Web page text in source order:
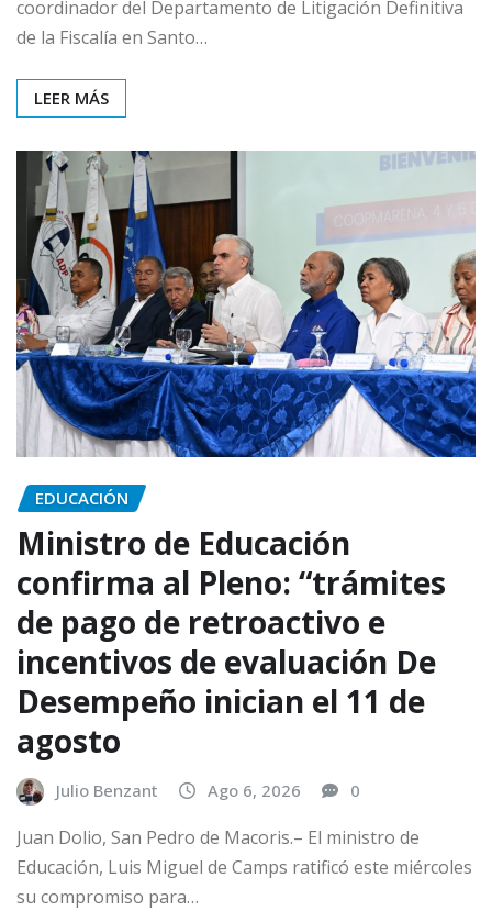
coordinador del Departamento de Litigación Definitiva
de la Fiscalía en Santo…
LEER MÁS
EDUCACIÓN
Ministro de Educación
confirma al Pleno: “trámites
de pago de retroactivo e
incentivos de evaluación De
Desempeño inician el 11 de
agosto
Julio Benzant Ago 6, 2026 0
Juan Dolio, San Pedro de Macoris.– El ministro de
Educación, Luis Miguel de Camps ratificó este miércoles
su compromiso para…